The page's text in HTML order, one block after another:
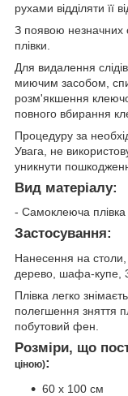
рухами відділяти її
З появою незначних
плівки.
Для видалення
миючим засобом,
розм'якшення
повного вбирання
Процедуру за
Увага, не
уникнути
Вид матеріалу:
- Самоклеюча
Застосування:
Нанесення на столи,
дерево, шафа-купе,
Плівка легко
полегшення зняття
побутовий фен.
Розміри, що
ціною):
60 х 100 см